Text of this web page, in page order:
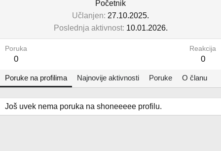
Početnik
Učlanjen 27.10.2025.
Poslednja aktivnost 10.01.2026.
Poruka
0
Reakcija
0
Poruke na profilima Najnovije aktivnosti Poruke O članu
Još uvek nema poruka na shoneeeee profilu.